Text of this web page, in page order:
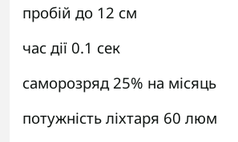
пробій до 12 см
час дії 0.1 сек
саморозряд 25% на місяць
потужність ліхтаря 60 люм